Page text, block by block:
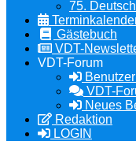
75.
Gästebuch
VDT-
VDT-Forum
VDT-
Neues
Redaktion
LOGIN